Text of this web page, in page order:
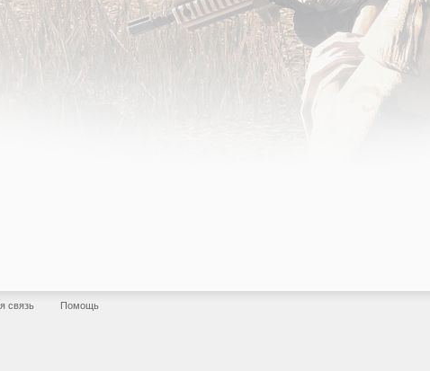
связь Помощь